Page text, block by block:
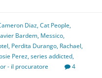
Diaz,Cat People,
Bardem, Messico,
, Perdita Durango, Rachael,
Perez,series addicted,
- il procuratore
4